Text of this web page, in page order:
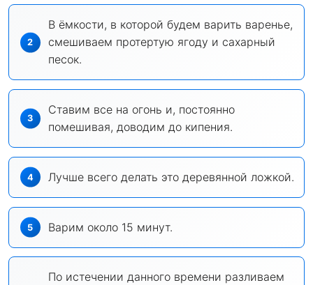
В ёмкости, в которой будем варить варенье,
смешиваем протертую ягоду и сахарный
песок.
Ставим все на огонь и, постоянно
помешивая, доводим до кипения.
Лучше всего делать это деревянной ложкой.
Варим около 15 минут.
По истечении данного времени разливаем